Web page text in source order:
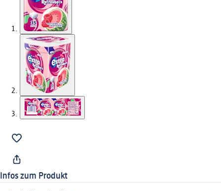
Infos zum Produkt